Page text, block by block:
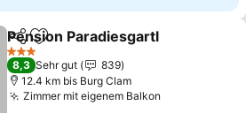
TeilenZu Favoriten hinzufügen
Pension Paradiesgartl
3 Sterne
8,3 Sehr gut
839
12.4 km bis Burg Clam
Zimmer mit eigenem Balkon